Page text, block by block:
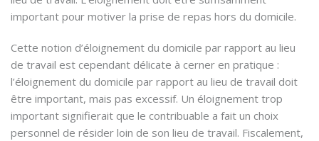
important pour motiver la prise de repas hors du domicile.
Cette notion d’éloignement du domicile par rapport au lieu
de travail est cependant délicate à cerner en pratique :
l’éloignement du domicile par rapport au lieu de travail doit
être important, mais pas excessif. Un éloignement trop
important signifierait que le contribuable a fait un choix
personnel de résider loin de son lieu de travail. Fiscalement,